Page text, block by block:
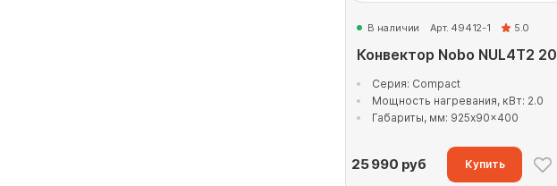
В наличии Арт. 49412-1 5.0
Конвектор Nobo NUL4T2 20
Серия: Compact
Мощность нагревания, кВт: 2.0
Габариты, мм: 925x90x400
25 990 руб Купить